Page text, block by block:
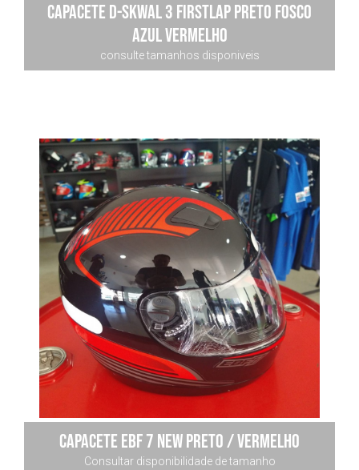
Capacete D-skwal 3 Firstlap Preto Fosco
Azul Vermelho
consulte tamanhos disponiveis
Capacete EBF 7 New Preto / vermelho
Consultar disponibilidade de tamanho